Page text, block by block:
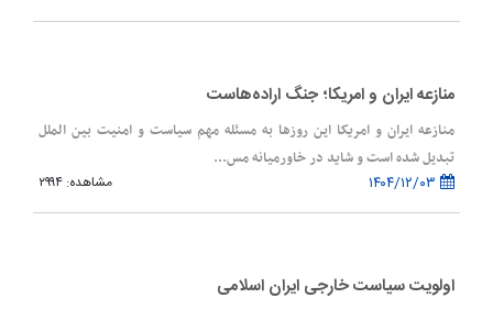
منازعه ایران و امریکا؛ جنگ اراده‌هاست
منازعه ایران و امریکا این روزها به مسئله مهم سیاست و امنیت بین الملل
تبدیل شده است و شاید در خاورمیانه مس...
مشاهده: ۲۹۹۴
اولویت سیاست خارجی ایران اسلامی